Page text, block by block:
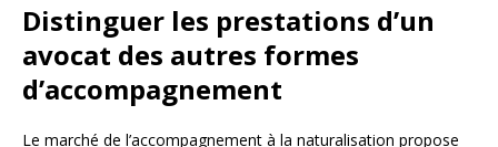
Distinguer les prestations d’un
avocat des autres formes
d’accompagnement
Le marché de l’accompagnement à la naturalisation propose